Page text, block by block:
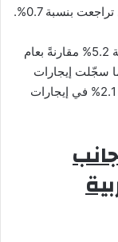
أمّا في الدمام، فقد ارتفعت أسعار الشقق بنسبة 5.2% مقارنةً بعام
أسعار الفلل بنسبة 2.8%. كما سجّلت إيجارات
الشقق ارتفاعاً بنسبة 4.1%، مقابل زيادةٍ بنسبة 2.1% في إيجارات